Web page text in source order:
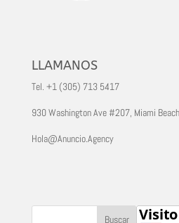
LLAMANOS
Tel. +1 (305) 713 5417
930 Washington Ave #207, Miami
Hola@Anuncio.Agency